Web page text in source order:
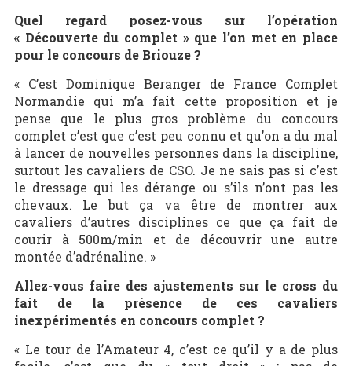
Quel regard posez-vous sur l’opération
« Découverte du complet » que l’on met en place
pour le concours de Briouze ?
« C’est Dominique Beranger de France Complet
Normandie qui m’a fait cette proposition et je
pense que le plus gros problème du concours
complet c’est que c’est peu connu et qu’on a du mal
à lancer de nouvelles personnes dans la discipline,
surtout les cavaliers de CSO. Je ne sais pas si c’est
le dressage qui les dérange ou s’ils n’ont pas les
chevaux. Le but ça va être de montrer aux
cavaliers d’autres disciplines ce que ça fait de
courir à 500m/min et de découvrir une autre
montée d’adrénaline. »
Allez-vous faire des ajustements sur le cross du
fait de la présence de ces cavaliers
inexpérimentés en concours complet ?
« Le tour de l’Amateur 4, c’est ce qu’il y a de plus